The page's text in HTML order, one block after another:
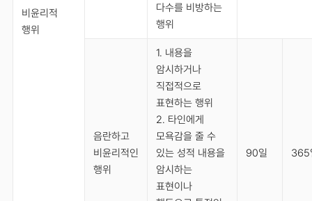
비윤리적
행위
다수를 비방하는
행위
음란하고
비윤리적인
행위
1. 내용을
암시하거나
직접적으로
표현하는 행위
2. 타인에게
모욕감을 줄 수
있는 성적 내용을
암시하는
표현이나
90일 365